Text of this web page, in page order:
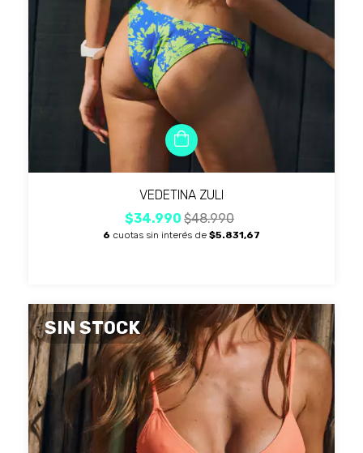
VEDETINA ZULI
$34.990 $48.990
6 cuotas sin interés de $5.831,67
SIN STOCK